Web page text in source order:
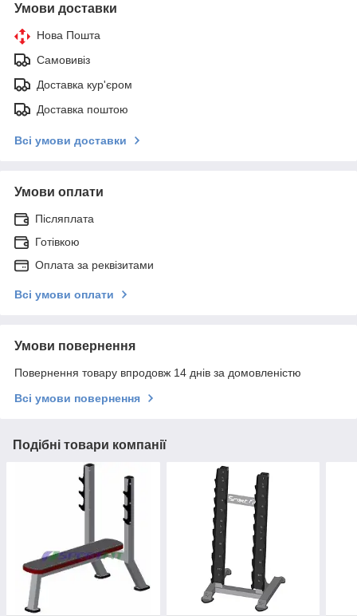
Умови доставки
Нова Пошта
Самовивіз
Доставка кур'єром
Доставка поштою
Всі умови доставки
Умови оплати
Післяплата
Готівкою
Оплата за реквізитами
Всі умови оплати
Умови повернення
Повернення товару впродовж 14 днів за домовленістю
Всі умови повернення
Подібні товари компанії